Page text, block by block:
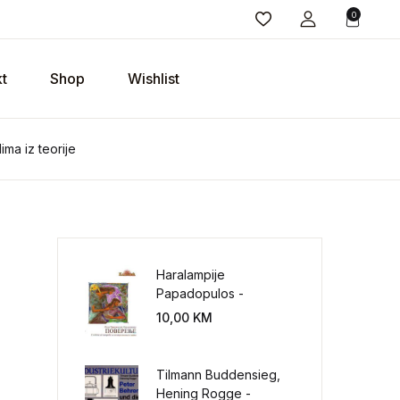
0
Shop Wishlist
iz teorije
Haralampije
Papadopulos -
Poverenje: sloboda od
10,00 KM
Tilmann Buddensieg,
Hening Rogge -